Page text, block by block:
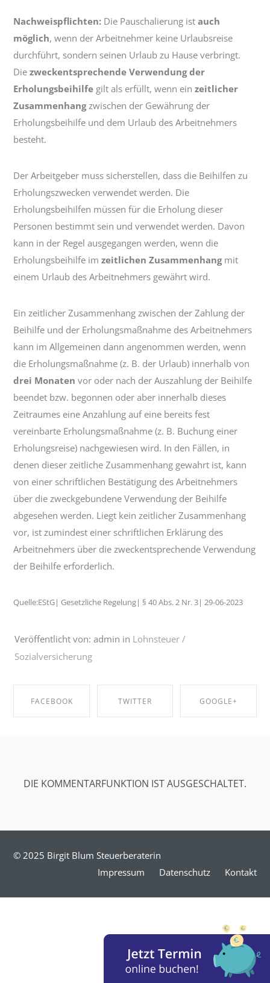
Nachweispflichten: Die Pauschalierung istauch
möglich, wenn der Arbeitnehmer keine Urlaubsreise
durchführt, sondern seinen Urlaub zu Hause verbringt.
Diezweckentsprechende Verwendung der
Erholungsbeihilfe gilt als erfüllt, wenn einzeitlicher
Zusammenhangzwischen der Gewährung der
Erholungsbeihilfe und dem Urlaub des Arbeitnehmers
besteht.
Der Arbeitgeber muss sicherstellen, dass die Beihilfen zu
Erholungszwecken verwendet werden. Die
Erholungsbeihilfen müssen für die Erholung dieser
Personen bestimmt sein und verwendet werden. Davon
kann in der Regel ausgegangen werden, wenn die
Erholungsbeihilfe imzeitlichen Zusammenhangmit
einem Urlaub des Arbeitnehmers gewährt wird.
Ein zeitlicher Zusammenhang zwischen der Zahlung der
Beihilfe und der Erholungsmaßnahme des Arbeitnehmers
kann im Allgemeinen dann angenommen werden, wenn
die Erholungsmaßnahme (z. B. der Urlaub) innerhalb von
drei Monaten vor oder nach der Auszahlung der Beihilfe
beendet bzw. begonnen oder aber innerhalb dieses
Zeitraumes eine Anzahlung auf eine bereits fest
vereinbarte Erholungsmaßnahme (z. B. Buchung einer
Erholungsreise) nachgewiesen wird. In den Fällen, in
denen dieser zeitliche Zusammenhang gewahrt ist, kann
von einer schriftlichen Bestätigung des Arbeitnehmers
über die zweckgebundene Verwendung der Beihilfe
abgesehen werden. Liegt kein zeitlicher Zusammenhang
vor, ist zumindest einer schriftlichen Erklärung des
Arbeitnehmers über die zweckentsprechende Verwendung
der Beihilfe erforderlich.
Quelle:EStG| Gesetzliche Regelung| § 40 Abs. 2 Nr. 3| 29-06-2023
Veröffentlicht von: admin in Lohnsteuer /
Sozialversicherung
FACEBOOK TWITTER GOOGLE+
DIE KOMMENTARFUNKTION IST AUSGESCHALTET.
© 2025 Birgit Blum Steuerberaterin
Impressum
Datenschutz Kontakt